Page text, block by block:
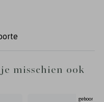
al gaatjes in de
aan elkaar vast
kun je vinden via
Fotografie: Anouk
misschien ook